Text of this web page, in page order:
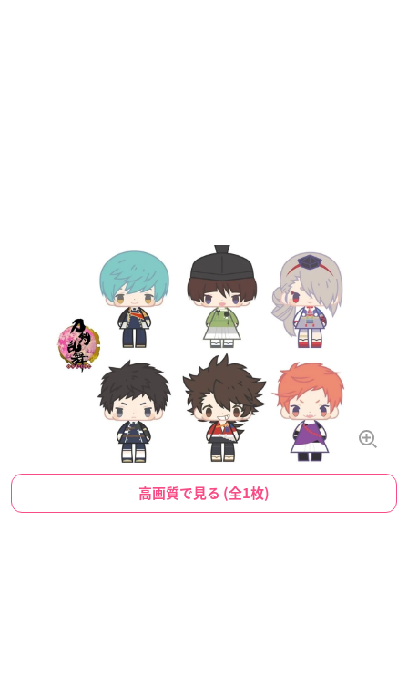
高画質で見る (全1枚)